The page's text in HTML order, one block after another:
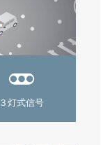
３灯式信号